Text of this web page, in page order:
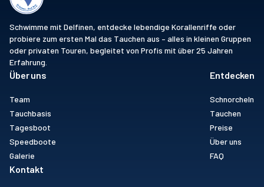
Schwimme mit Delfinen, entdecke lebendige Korallenriffe oder
probiere zum ersten Mal das Tauchen aus – alles in kleinen Gruppen
oder privaten Touren, begleitet von Profis mit über 25 Jahren
Erfahrung.
Über uns
Team
Tauchbasis
Tagesboot
Speedboote
Galerie
Entdecken
Schnorcheln
Tauchen
Preise
Über uns
FAQ
Kontakt